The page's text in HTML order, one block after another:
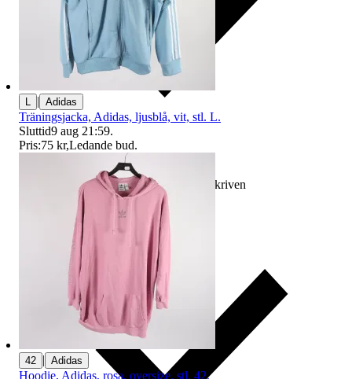
Ersättning om varan inte är som beskriven
| Adidas
Träningsjacka, Adidas, ljusblå, vit, stl. L.
Sluttid9 aug 21:59.
Pris:75 kr,Ledande bud.
42 | Adidas
Hoodie, Adidas, rosa, oversize, stl. 42.